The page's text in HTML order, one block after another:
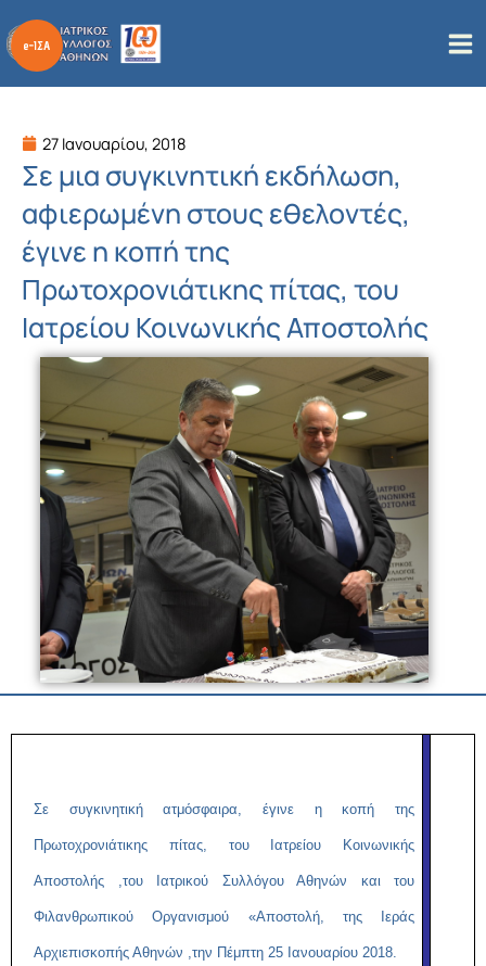
στο
περιεχόμενο
27 Ιανουαρίου, 2018
Σε μια συγκινητική εκδήλωση,
αφιερωμένη στους εθελοντές,
έγινε η κοπή της
Πρωτοχρονιάτικης πίτας, του
Ιατρείου Κοινωνικής Αποστολής
Σε συγκινητική ατμόσφαιρα, έγινε η κοπή της
Πρωτοχρονιάτικης πίτας, του Ιατρείου Κοινωνικής
Αποστολής ,του Ιατρικού Συλλόγου Αθηνών και του
Φιλανθρωπικού Οργανισμού «Αποστολή, της Ιεράς
Αρχιεπισκοπής Αθηνών ,την Πέμπτη 25 Ιανουαρίου 2018.